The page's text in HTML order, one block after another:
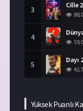
3 Cille
4
5 Dayı
Yüksek Puanlı